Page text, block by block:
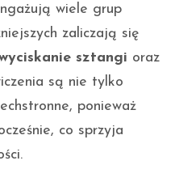
wiele grup
zaliczają się
sztangi oraz
są nie tylko
ponieważ
co sprzyja